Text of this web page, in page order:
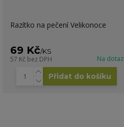
Razítko na pečení Velikonoce
69 Kč/KS
57 Kč bez DPH Na dotaz
Přidat do košíku